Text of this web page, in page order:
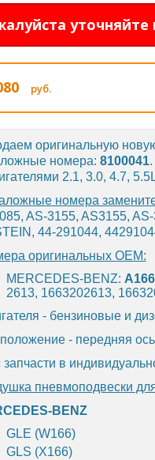
руб.
оригинальную
номера: 8100041
2.1, 3.0, 4.7,
номера
AS-3155, AS3155,
44-291044,
оригинальных OEM:
MERCEDES-BENZ:
2613, 1663202613,
- бензиновые и
- передняя
запчасти в
пневмоподвески
BENZ
GLE (W166)
GLS (X166)